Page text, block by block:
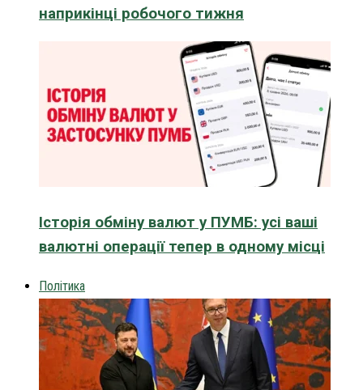
наприкінці робочого тижня
Історія обміну валют у ПУМБ: усі ваші
валютні операції тепер в одному місці
Політика